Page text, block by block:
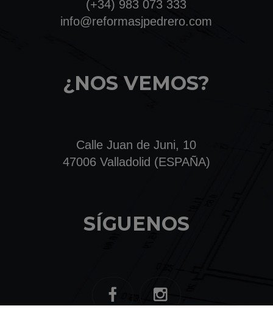
(+34) 983 073 333
info@reformasjpedrero.com
¿NOS VEMOS?
Calle Juan de Juni, 10
47006 Valladolid (ESPAÑA)
SÍGUENOS